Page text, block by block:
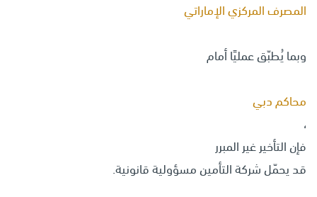
المصرف المركزي الإماراتي
وبما يُطبّق عمليًا أمام
محاكم دبي
،
فإن التأخير غير المبرر
قد يحمّل شركة التأمين مسؤولية قانونية.